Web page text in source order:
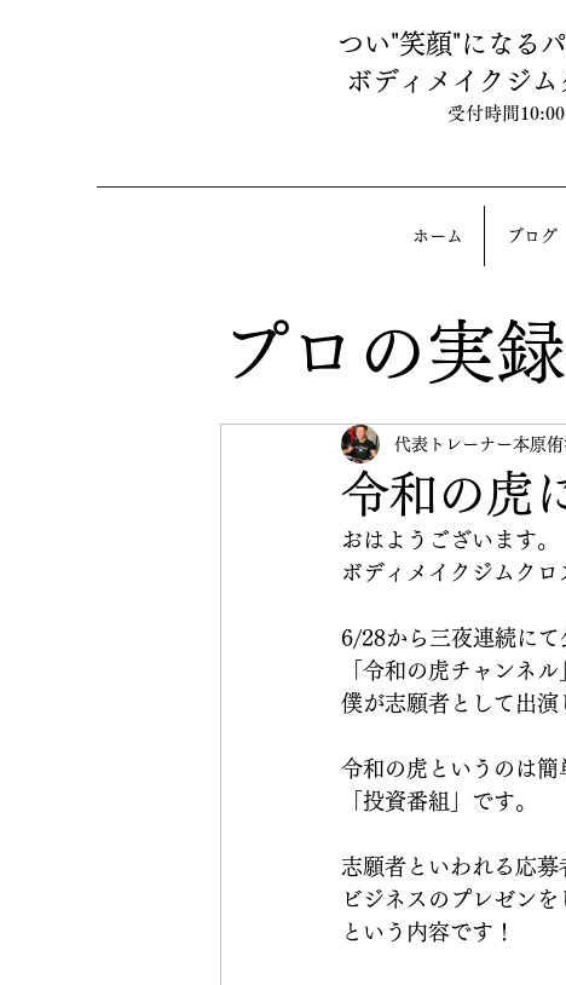
つい"笑顔"になる
ボディメイクジム
受付時間
ホーム ブログ
プロの実
令和の虎
代表トレーナー本原
おはようございます。
ボディメイクジムクロ
6/28から三夜連続にて
「令和の虎チャンネル
僕が志願者として出演
令和の虎というのは簡
「投資番組」です。
志願者といわれる応
ビジネスのプレゼンを
という内容です！